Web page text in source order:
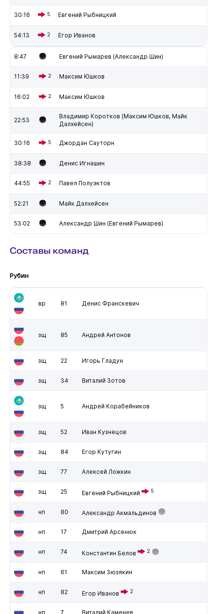
30:16 5 Евгений Рыбницкий
54:13 2 Егор Иванов
8:47 Евгений Рымарев (Александр Шин)
11:39 2 Максим Юшков
16:02 2 Максим Юшков
22:53
Владимир Коротков (Максим Юшков, Майк
Далхейсен)
30:16 5 Джордан Сауторн
38:38 Денис Игнашин
44:55 2 Павел Полуэктов
52:21 Майк Далхейсен
53:02 Александр Шин (Евгений Рымарев)
Составы команд
Рубин
вр 81 Денис Франскевич
зщ 85 Андрей Антонов
зщ 22 Игорь Гладун
зщ 34 Виталий Зотов
зщ 5 Андрей Корабейников
зщ 52 Иван Кузнецов
зщ 84 Егор Кутугин
зщ 77 Алексей Ложкин
зщ 25 Евгений Рыбницкий 5
нп 80 Александр Акмальдинов
нп 17 Дмитрий Арсенюк
нп 74 Константин Белов 2
нп 61 Максим Зюзякин
нп 82 Егор Иванов 2
нп 7 Виталий Каменев